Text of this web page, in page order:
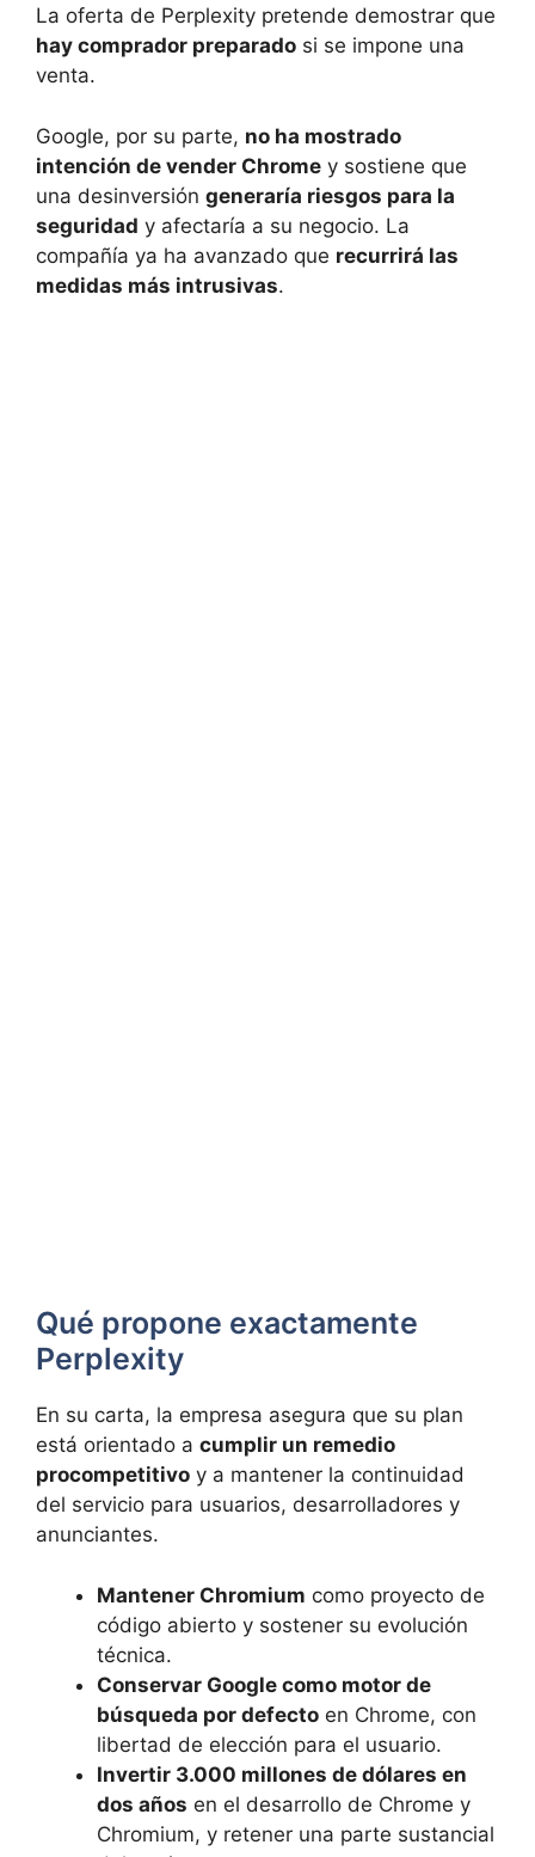
La oferta de Perplexity pretende demostrar que
hay comprador preparado si se impone una
venta.
Google, por su parte, no ha mostrado
intención de vender Chrome y sostiene que
una desinversión generaría riesgos para la
seguridad y afectaría a su negocio. La
compañía ya ha avanzado que recurrirá las
medidas más intrusivas.
Qué propone exactamente
Perplexity
En su carta, la empresa asegura que su plan
está orientado a cumplir un remedio
procompetitivo y a mantener la continuidad
del servicio para usuarios, desarrolladores y
anunciantes.
Mantener Chromium como proyecto de
código abierto y sostener su evolución
técnica.
Conservar Google como motor de
búsqueda por defecto en Chrome, con
libertad de elección para el usuario.
Invertir 3.000 millones de dólares en
dos años en el desarrollo de Chrome y
Chromium, y retener una parte sustancial